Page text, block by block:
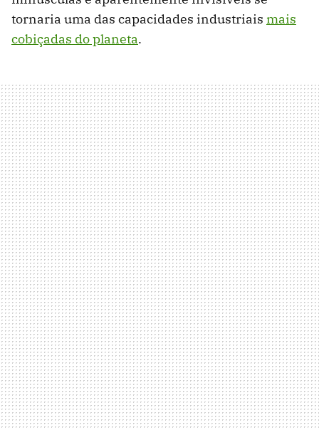
tornaria uma das capacidades industriais mais
cobiçadas do planeta.